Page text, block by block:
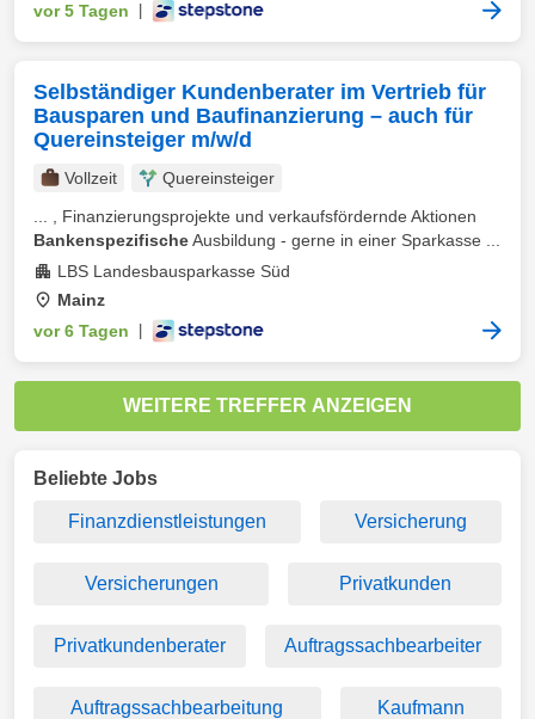
vor 5 Tagen
Selbständiger Kundenberater im Vertrieb für
Bausparen und Baufinanzierung – auch für
Quereinsteiger m/w/d
Vollzeit
Quereinsteiger
... , Finanzierungsprojekte und verkaufsfördernde Aktionen
BankenspezifischeAusbildung - gerne in einer Sparkasse ...
LBS Landesbausparkasse Süd
Mainz
vor 6 Tagen
WEITERE TREFFER ANZEIGEN
Beliebte Jobs
Finanzdienstleistungen Versicherung
Versicherungen Privatkunden
Privatkundenberater Auftragssachbearbeiter
Auftragssachbearbeitung Kaufmann